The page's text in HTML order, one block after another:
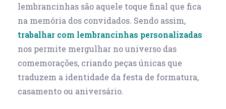
lembrancinhas são aquele toque final que fica
na memória dos convidados. Sendo assim,
trabalhar com lembrancinhas personalizadas
nos permite mergulhar no universo das
comemorações, criando peças únicas que
traduzem a identidade da festa de formatura,
casamento ou aniversário.